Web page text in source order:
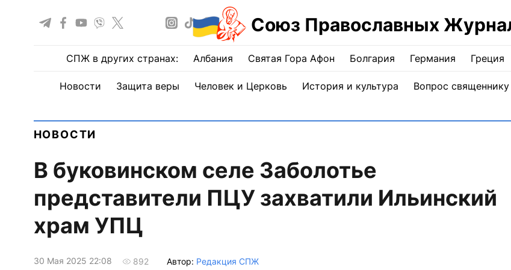
Союз Православных
СПЖ в других странах: Албания Святая Гора Афон Болгария Германия Греция
Новости Защита веры Человек и Церковь История и культура Вопрос священнику
НОВОСТИ
В буковинском селе Заболотье
представители ПЦУ захватили Ильинский
храм УПЦ
30 Мая 2025 22:08 892 Автор: Редакция СПЖ